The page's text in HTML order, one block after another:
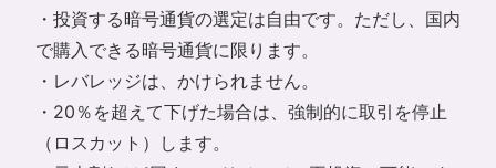
・投資する暗号通貨の選定は自由です。ただし、国内
で購入できる暗号通貨に限ります。
・レバレッジは、かけられません。
・20％を超えて下げた場合は、強制的に取引を停止
（ロスカット）します。